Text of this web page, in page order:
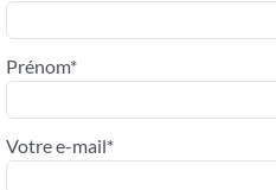
Prénom*
Votre e-mail*